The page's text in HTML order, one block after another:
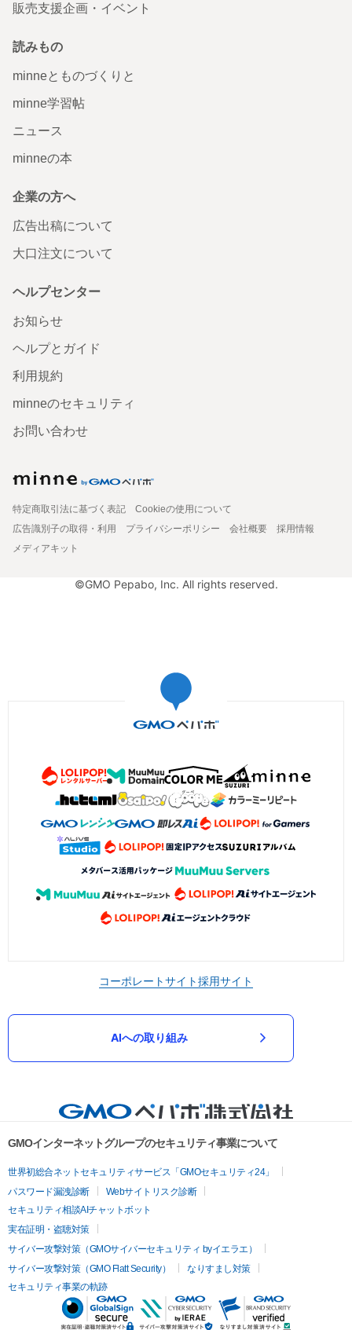
販売支援企画・イベント
読みもの
minneとものづくりと
minne学習帖
ニュース
minneの本
企業の方へ
広告出稿について
大口注文について
ヘルプセンター
お知らせ
ヘルプとガイド
利用規約
minneのセキュリティ
お問い合わせ
特定商取引法に基づく表記
Cookieの使用について
広告識別子の取得・利用
プライバシーポリシー 会社概要
採用情報
メディアキット
©GMO Pepabo, Inc. All rights reserved.
コーポレートサイト採用サイト
AIへの取り組み
GMOインターネットグループのセキュリティ事業について
世界初総合ネットセキュリティサービス「GMOセキュリティ24」
パスワード漏洩診断
Webサイトリスク診断
セキュリティ相談AIチャットボット
実在証明・盗聴対策
サイバー攻撃対策（GMOサイバーセキュリティ byイエラエ）
サイバー攻撃対策（GMO Flatt Security）
なりすまし対策
セキュリティ事業の軌跡